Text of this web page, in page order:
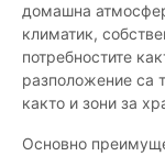
домашна
климатик,
потребностите
разположение са
както и зони за
Основно